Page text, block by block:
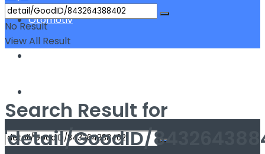
Otomotiv
No Result
View All Result
Search Result for
'detail/GoodID/